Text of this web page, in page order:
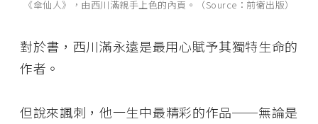
《傘仙人》，由西川滿親手上色的內頁。（Source：前衛出版）
對於書，西川滿永遠是最用心賦予其獨特生命的
作者。
但說來諷刺，他一生中最精彩的作品──無論是